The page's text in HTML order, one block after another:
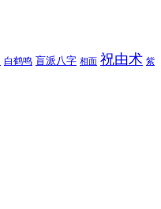
白鹤鸣 盲派八字 相面 祝由术 紫